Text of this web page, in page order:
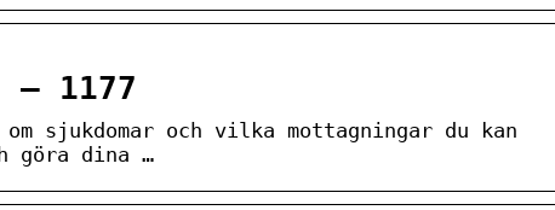
1177
sjukdomar och vilka mottagningar du kan
göra dina …